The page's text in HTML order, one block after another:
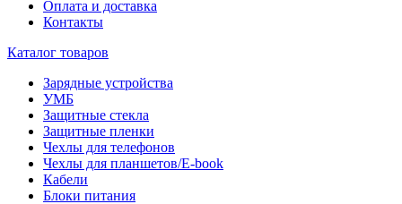
Оплата и доставка
Контакты
Каталог товаров
Зарядные устройства
УМБ
Защитные стекла
Защитные пленки
Чехлы для телефонов
Чехлы для планшетов/E-book
Кабели
Блоки питания